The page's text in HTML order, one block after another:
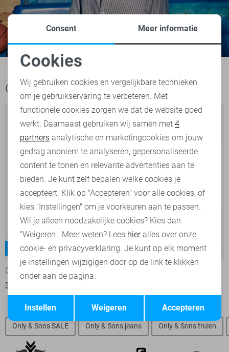
Ook het bekijken waard
Edge -20%
Only & Sons Jeans
39,95
Yoke -20%
Only & Sons SALE Only & Sons jeans Only & Sons truien
Noodzakelijke cookies
Personalisatie cookies
Analytische cookies
Marketing cookies
Terug Opslaan
Consent Meer informatie
Cookies
Wij gebruiken cookies en vergelijkbare technieken
om je gebruikservaring te verbeteren. Met
functionele cookies zorgen we dat de website goed
werkt. Daarnaast gebruiken wij samen met 4
partners analytische en marketingcookies om jouw
gedrag anoniem te analyseren, gepersonaliseerde
content te tonen en relevante advertenties aan te
bieden. Je kunt zelf bepalen welke cookies je
accepteert. Klik op "Accepteren" voor alle cookies, of
kies "Instellingen" om je voorkeuren aan te passen.
Wil je alleen noodzakelijke cookies? Kies dan
"Weigeren". Meer weten? Lees hieralles over onze
cookie- en privacyverklaring. Je kunt op elk moment
je instellingen wijzigigen door op de link te klikken
onder aan de pagina.
Accepteren
Weigeren
Instellen